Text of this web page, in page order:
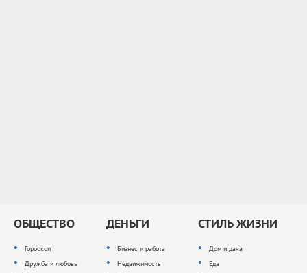
ОБЩЕСТВО
Гороскоп
Дружба и любовь
ДЕНЬГИ
Бизнес и работа
Недвижимость
СТИЛЬ ЖИЗНИ
Дом и дача
Еда